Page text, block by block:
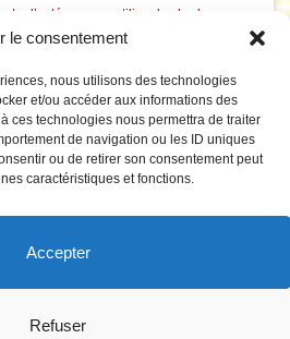
le consentement
nous utilisons des technologies
et/ou accéder aux informations des
ces technologies nous permettra de traiter
de navigation ou les ID uniques
ou de retirer son consentement peut
caractéristiques et fonctions.
Accepter
Refuser
l’ostéoporose utilise des herbes
liée à la dépression
électrique pathologique du
du canal carpien
prévenir les chutes chez les personnes
tension artérielle par effet sur le réseau
le traitement émotionnel